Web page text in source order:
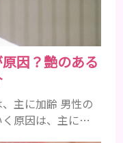
因？艶のある
主に加齢 男性の
原因は、主に加